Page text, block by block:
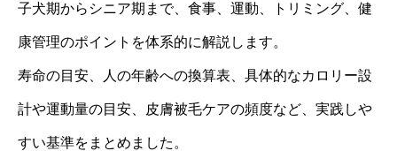
子犬期からシニア期まで、食事、運動、トリミング、健
康管理のポイントを体系的に解説します。
寿命の目安、人の年齢への換算表、具体的なカロリー設
計や運動量の目安、皮膚被毛ケアの頻度など、実践しや
すい基準をまとめました。